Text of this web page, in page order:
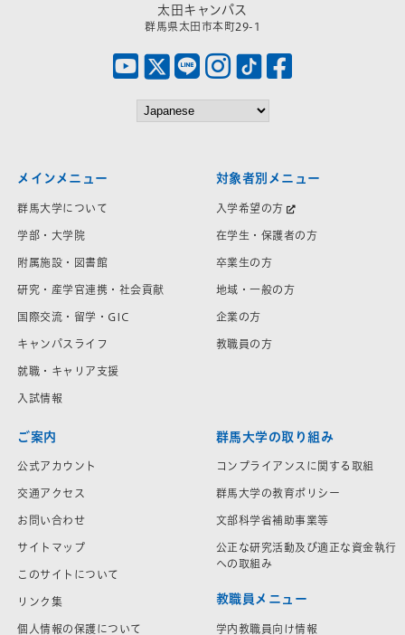
太田キャンパス
群馬県太田市本町29-1
メインメニュー
群馬大学について
学部・大学院
附属施設・図書館
研究・産学官連携・社会貢献
国際交流・留学・GIC
キャンパスライフ
就職・キャリア支援
入試情報
対象者別メニュー
入学希望の方
在学生・保護者の方
卒業生の方
地域・一般の方
企業の方
教職員の方
ご案内
公式アカウント
交通アクセス
お問い合わせ
サイトマップ
このサイトについて
リンク集
個人情報の保護について
群馬大学の取り組み
コンプライアンスに関する取組
群馬大学の教育ポリシー
文部科学省補助事業等
公正な研究活動及び適正な資金執行
への取組み
教職員メニュー
学内教職員向け情報